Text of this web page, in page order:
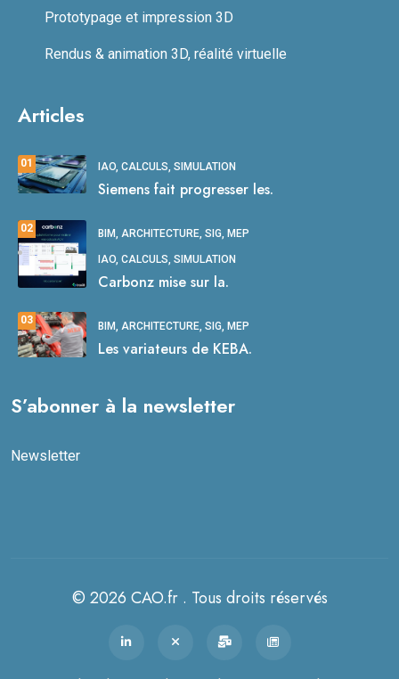
Prototypage et impression 3D
Rendus & animation 3D, réalité virtuelle
Articles
01 IAO, CALCULS, SIMULATION
Siemens fait progresser les.
02 BIM, ARCHITECTURE, SIG, MEP
IAO, CALCULS, SIMULATION
Carbonz mise sur la.
03 BIM, ARCHITECTURE, SIG, MEP
Les variateurs de KEBA.
S’abonner à la newsletter
Newsletter
© 2026 CAO.fr . Tous droits réservés